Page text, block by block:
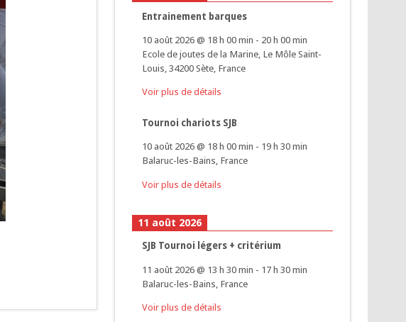
Entrainement barques
10 août 2026@ 18 h 00 min - 20 h 00 min
Ecole de joutes de la Marine, Le Môle Saint-
Louis, 34200 Sète, France
Voir plus de détails
Tournoi chariots SJB
10 août 2026@ 18 h 00 min - 19 h 30 min
Balaruc-les-Bains, France
Voir plus de détails
11 août 2026
SJB Tournoi légers + critérium
11 août 2026@ 13 h 30 min - 17 h 30 min
Balaruc-les-Bains, France
Voir plus de détails